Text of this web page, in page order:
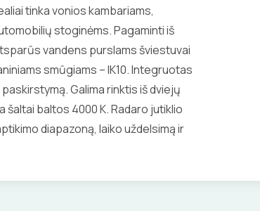
tinka vonios kambariams,
stoginėms. Pagaminti iš
vandens purslams šviestuvai
smūgiams – IK10. Integruotas
Galima rinktis iš dviejų
baltos 4000 K. Radaro jutiklio
diapazoną, laiko uždelsimą ir